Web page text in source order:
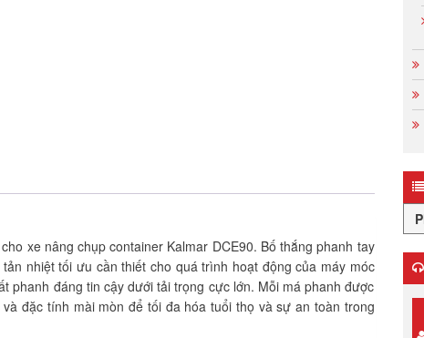
xe nâng chụp container Kalmar DCE90. Bố thắng phanh tay
nhiệt tối ưu cần thiết cho quá trình hoạt động của máy móc
phanh đáng tin cậy dưới tải trọng cực lớn. Mỗi má phanh được
đặc tính mài mòn để tối đa hóa tuổi thọ và sự an toàn trong